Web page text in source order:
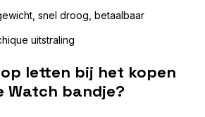
snel droog, betaalbaar
uitstraling
letten bij het kopen
Watch bandje?